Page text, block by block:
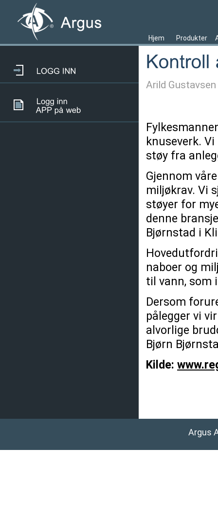
Hjem Produkter
Arild
knuseverk.
støy fra
Gjennom
miljøkrav. Vi
støyer for
denne
Bjørnstad i
naboer og
til vann, som
Dersom
pålegger vi
alvorlige
Bjørn
Kilde:
Argus